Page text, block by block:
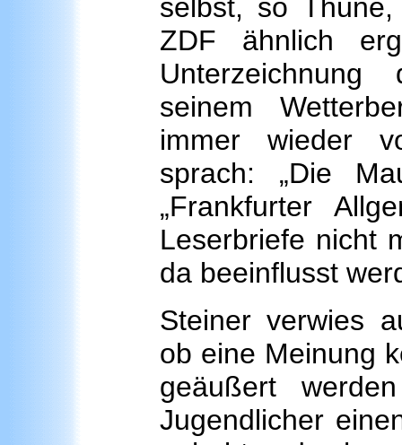
selbst, so
ZDF ähnlich
seinem
immer wieder
sprach: „Die
„Frankfurter
Leserbriefe nicht
da beeinflusst
Steiner verwies
ob eine Meinung
geäußert
Jugendlicher